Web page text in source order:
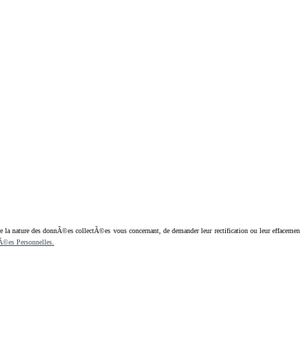
des donnÃ©es collectÃ©es vous concernant, de demander leur rectification ou leur
Personnelles.